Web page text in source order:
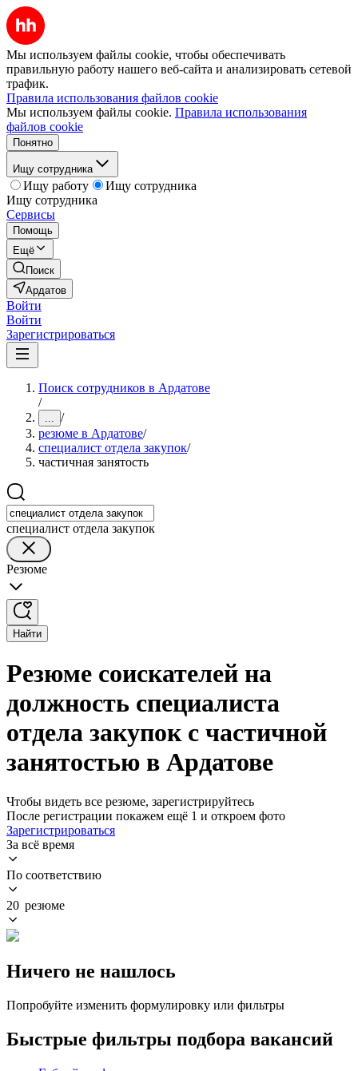
Мы используем файлы cookie, чтобы обеспечивать
правильную работу нашего веб-сайта и анализировать сетевой
трафик.
Правила использования файлов cookie
Мы используем файлы cookie. Правила использования
файлов cookie
Понятно
Ищу сотрудника
Ищу работу
Ищу сотрудника
Ищу сотрудника
Сервисы
Помощь
Ещё
Поиск
Ардатов
Войти
Войти
Зарегистрироваться
Поиск сотрудников в Ардатове
/
... /
резюме в Ардатове/
специалист отдела закупок/
частичная занятость
специалист отдела закупок
Резюме
Найти
Резюме соискателей на
должность специалиста
отдела закупок с частичной
занятостью в Ардатове
Чтобы видеть все резюме, зарегистрируйтесь
После регистрации покажем ещё 1 и откроем фото
Зарегистрироваться
За всё время
По соответствию
20 резюме
Ничего не нашлось
Попробуйте изменить формулировку или фильтры
Быстрые фильтры подбора вакансий